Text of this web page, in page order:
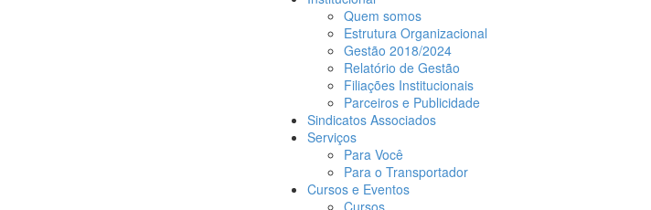
Quem somos
Estrutura Organizacional
Gestão 2018/2024
Relatório de Gestão
Filiações Institucionais
Parceiros e Publicidade
Sindicatos Associados
Serviços
Para Você
Para o Transportador
Cursos e Eventos
Cursos